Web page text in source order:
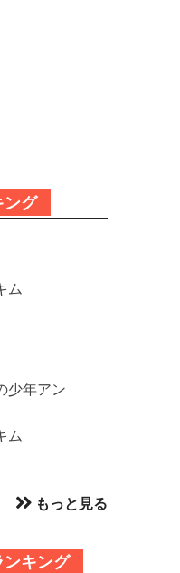
ング
ム
年アン
ム
もっと見る
キング